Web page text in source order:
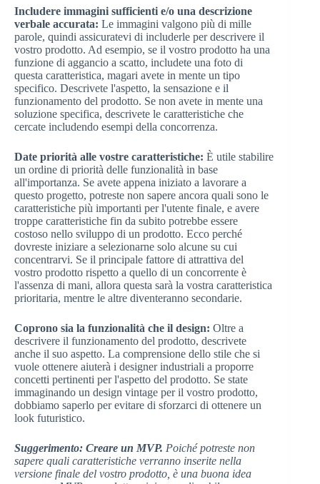
Includere immagini sufficienti e/o una descrizione
verbale accurata: Le immagini valgono più di mille
parole, quindi assicuratevi di includerle per descrivere il
vostro prodotto. Ad esempio, se il vostro prodotto ha una
funzione di aggancio a scatto, includete una foto di
questa caratteristica, magari avete in mente un tipo
specifico. Descrivete l'aspetto, la sensazione e il
funzionamento del prodotto. Se non avete in mente una
soluzione specifica, descrivete le caratteristiche che
cercate includendo esempi della concorrenza.
Date priorità alle vostre caratteristiche: È utile stabilire
un ordine di priorità delle funzionalità in base
all'importanza. Se avete appena iniziato a lavorare a
questo progetto, potreste non sapere ancora quali sono le
caratteristiche più importanti per l'utente finale, e avere
troppe caratteristiche fin da subito potrebbe essere
costoso nello sviluppo di un prodotto. Ecco perché
dovreste iniziare a selezionarne solo alcune su cui
concentrarvi. Se il principale fattore di attrattiva del
vostro prodotto rispetto a quello di un concorrente è
l'assenza di mani, allora questa sarà la vostra caratteristica
prioritaria, mentre le altre diventeranno secondarie.
Coprono sia la funzionalità che il design: Oltre a
descrivere il funzionamento del prodotto, descrivete
anche il suo aspetto. La comprensione dello stile che si
vuole ottenere aiuterà i designer industriali a proporre
concetti pertinenti per l'aspetto del prodotto. Se state
immaginando un design vintage per il vostro prodotto,
dobbiamo saperlo per evitare di sforzarci di ottenere un
look futuristico.
Suggerimento: Creare un MVP. Poiché potreste non
sapere quali caratteristiche verranno inserite nella
versione finale del vostro prodotto, è una buona idea